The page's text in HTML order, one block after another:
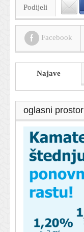
Podijeli
Facebook
Najave
oglasni prostor